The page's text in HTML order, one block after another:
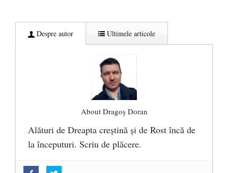
Despre autor Ultimele articole
About Dragoș Doran
Alături de Dreapta creștină și de Rost încă de
la începuturi. Scriu de plăcere.